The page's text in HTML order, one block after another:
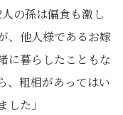
の孫は偏食も激し
、他人様であるお嫁
に暮らしたこともな
、粗相があってはい
た」